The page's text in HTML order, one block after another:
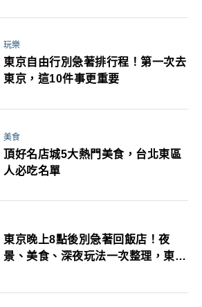
玩樂
東京自由行別急著排行程！第一次去
東京，這10件事更重要
美食
頂好名店城5大熱門美食，台北東區
人必吃名單
東京晚上8點後別急著回飯店！夜
景、美食、深夜玩法一次整理，東京